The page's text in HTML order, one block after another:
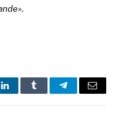
LinkedInTumblr TelegramEmail